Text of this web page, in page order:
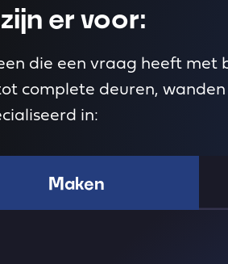
er voor:
die een vraag heeft
complete deuren,
in:
Maken